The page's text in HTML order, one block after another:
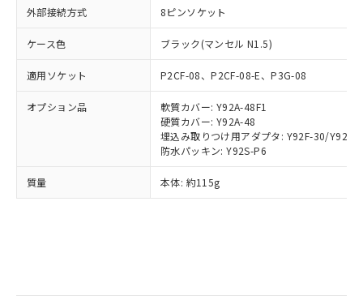
外部接続方式 8ピンソケット
ケース色 ブラック(マンセル N1.5)
適用ソケット P2CF-08、P2CF-08-E、P3G-08
オプション品
軟質カバー: Y92A-48F1
硬質カバー: Y92A-48
埋込み取りつけ用アダプタ: Y92F-30/Y92F-
防水パッキン: Y92S-P6
質量 本体: 約115g
および当社の共同利用者が、当社の製
品・サービスに関するお客様との取
引・商談に必要な範囲で利用すること
をご了承ください。
※当社の共同利用者とは、"個人情報
の共同利用に関して"
の「1.共同利
用者の範囲」に記載されている法人を
下記の非含有証明書をダウンロードするこ
51物質の非含有証明書（当社基準）
※本証明書は発行日時点で非含有を証明す
るもので、過去に遡って非含有を証明する
ものではありません。
また、RoHS指令のフタル酸エステル類４
物質の対応では、対応完了までの期間は出
荷製品に未対応品が混在することから備考
欄に対応日を記載しておりました。